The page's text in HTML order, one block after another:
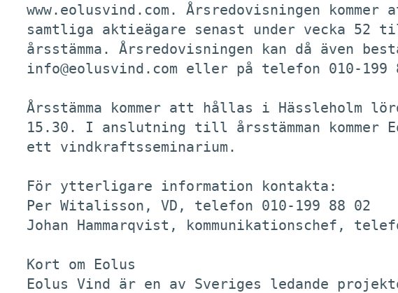
www.eolusvind.com. Årsredovisningen
samtliga aktieägare senast under vecka 52
årsstämma. Årsredovisningen kan då även
info@eolusvind.com eller på telefon 010-199
Årsstämma kommer att hållas i Hässleholm
15.30. I anslutning till årsstämman
ett vindkraftsseminarium.
För ytterligare information kontakta:
Per Witalisson, VD, telefon 010-199 88 02
Johan Hammarqvist, kommunikationschef,
Kort om Eolus
Eolus Vind är en av Sveriges ledande